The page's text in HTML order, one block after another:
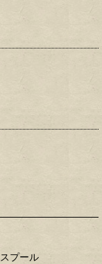
プール